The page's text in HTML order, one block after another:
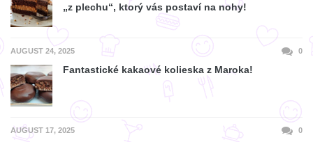
„z plechu“, ktorý vás postaví na nohy!
AUGUST 24, 2025 0
Fantastické kakaové kolieska z Maroka!
AUGUST 17, 2025 0